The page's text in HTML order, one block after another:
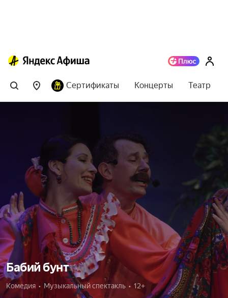
Сертификаты Концерты Театр
Бабий бунт
Комедия  •  Музыкальный спектакль  •  12+